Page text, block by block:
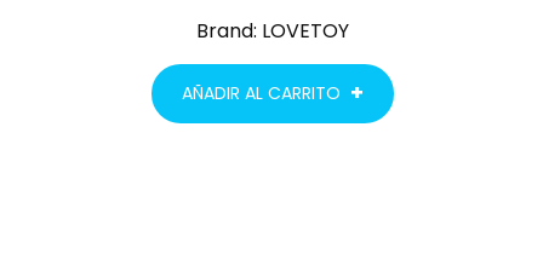
Brand: LOVETOY
AÑADIR AL CARRITO